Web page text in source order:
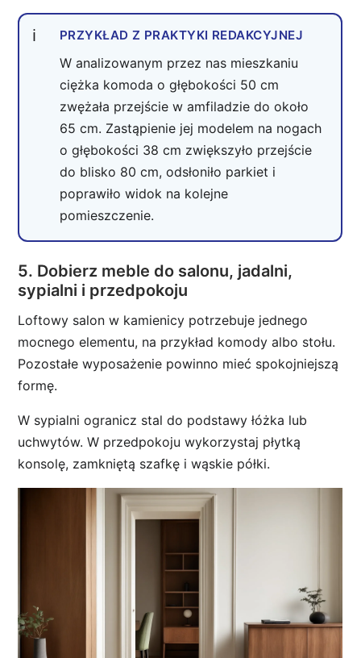
PRZYKŁAD Z PRAKTYKI REDAKCYJNEJ
W analizowanym przez nas mieszkaniu
ciężka komoda o głębokości 50 cm
zwężała przejście w amfiladzie do około
65 cm. Zastąpienie jej modelem na nogach
o głębokości 38 cm zwiększyło przejście
do blisko 80 cm, odsłoniło parkiet i
poprawiło widok na kolejne
pomieszczenie.
5. Dobierz meble do salonu, jadalni,
sypialni i przedpokoju
Loftowy salon w kamienicy potrzebuje jednego
mocnego elementu, na przykład komody albo stołu.
Pozostałe wyposażenie powinno mieć spokojniejszą
formę.
W sypialni ogranicz stal do podstawy łóżka lub
uchwytów. W przedpokoju wykorzystaj płytką
konsolę, zamkniętą szafkę i wąskie półki.